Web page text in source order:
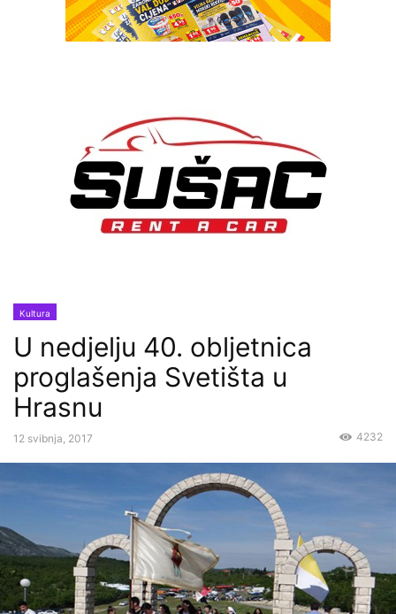
Kultura
U nedjelju 40. obljetnica
proglašenja Svetišta u
Hrasnu
12 svibnja, 2017 4232